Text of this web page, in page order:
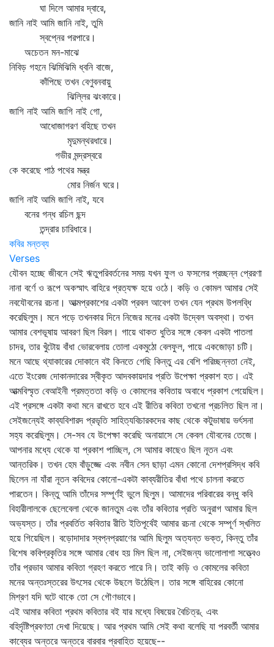
ঘা দিলে আমার দ্বারে,
জানি নাই আমি জানি নাই, তুমি
স্বপ্নের পরপারে।
অচেতন মন-মাঝে
নিবিড় গহনে ঝিমিঝিমি ধ্বনি বাজে,
কাঁপিছে তখন বেণুবনবায়ু
ঝিল্লির ঝংকারে।
জাগি নাই আমি জাগি নাই গো,
আধোজাগরণ বহিছে তখন
মৃদুমন্থরধারে।
গভীর মন্দ্রস্বরে
কে করেছে পাঠ পথের মন্ত্র
মোর নির্জন ঘরে।
জাগি নাই আমি জাগি নাই, যবে
বনের গন্ধ রচিল ছন্দ
তন্দ্রার চারিধারে।
কবির মন্তব্য
Verses
যৌবন হচ্ছে জীবনে সেই ঋতুপরিবর্তনের সময় যখন ফুল ও ফসলের প্রচ্ছন্ন প্রেরণা
নানা বর্ণে ও রূপে অকস্মাৎ বাহিরে প্রত্যক্ষ হয়ে ওঠে। কড়ি ও কোমল আমার সেই
নবযৌবনের রচনা। আত্মপ্রকাশের একটা প্রবল আবেগ তখন যেন প্রথম উপলব্ধি
করেছিলুম। মনে পড়ে তখনকার দিনে নিজের মনের একটা উদ্বেল অবস্থা। তখন
আমার বেশভূষায় আবরণ ছিল বিরল। গায়ে থাকত ধুতির সঙ্গে কেবল একটা পাতলা
চাদর, তার খুঁটোয় বাঁধা ভোরবেলায় তোলা একমুঠো বেলফুল, পায়ে একজোড়া চটি।
মনে আছে থ্যাকারের দোকানে বই কিনতে গেছি কিন্তু এর বেশি পরিচ্ছন্নতা নেই,
এতে ইংরেজ দোকানদারের স্বীকৃত আদবকায়দার প্রতি উপেক্ষা প্রকাশ হত। এই
আত্মবিস্মৃত বেআইনী প্রমত্ততা কড়ি ও কোমলের কবিতায় অবাধে প্রকাশ পেয়েছিল।
এই প্রসঙ্গে একটা কথা মনে রাখতে হবে এই রীতির কবিতা তখনো প্রচলিত ছিল না।
সেইজন্যেই কাব্যবিশারদ প্রভৃতি সাহিত্যবিচারকদের কাছ থেকে কটুভাষায় ভর্ৎসনা
সহ্য করেছিলুম। সে-সব যে উপেক্ষা করেছি অনায়াসে সে কেবল যৌবনের তেজে।
আপনার মধ্যে থেকে যা প্রকাশ পাচ্ছিল, সে আমার কাছেও ছিল নূতন এবং
আন্তরিক। তখন হেম বাঁড়ুজ্জে এবং নবীন সেন ছাড়া এমন কোনো দেশপ্রসিদ্ধ কবি
ছিলেন না যাঁরা নূতন কবিদের কোনো-একটা কাব্যরীতির বাঁধা পথে চালনা করতে
পারতেন। কিন্তু আমি তাঁদের সম্পূর্ণই ভুলে ছিলুম। আমাদের পরিবারের বন্ধু কবি
বিহারীলালকে ছেলেবেলা থেকে জানতুম এবং তাঁর কবিতার প্রতি অনুরাগ আমার ছিল
অভ্যস্ত। তাঁর প্রবর্তিত কবিতার রীতি ইতিপূর্বেই আমার রচনা থেকে সম্পূর্ণ স্খলিত
হয়ে গিয়েছিল। বড়োদাদার স্বপ্নপ্রয়াণের আমি ছিলুম অত্যন্ত ভক্ত, কিন্তু তাঁর
বিশেষ কবিপ্রকৃতির সঙ্গে আমার বোধ হয় মিল ছিল না, সেইজন্য ভালোলাগা সত্ত্বেও
তাঁর প্রভাব আমার কবিতা গ্রহণ করতে পারে নি। তাই কড়ি ও কোমলের কবিতা
মনের অন্তঃস্তরের উৎসের থেকে উছলে উঠেছিল। তার সঙ্গে বাহিরের কোনো
মিশ্রণ যদি ঘটে থাকে তো সে গৌণভাবে।
এই আমার কবিতা প্রথম কবিতার বই যার মধ্যে বিষয়ের বৈচিত্র৻ এবং
বহির্দৃষ্টিপ্রবণতা দেখা দিয়েছে। আর প্রথম আমি সেই কথা বলেছি যা পরবর্তী আমার
কাব্যের অন্তরে অন্তরে বারবার প্রবাহিত হয়েছে--